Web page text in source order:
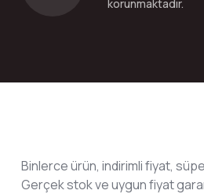
korunmaktadır.
Binlerce ürün, indirimli fiyat,
Gerçek stok ve uygun fiyat